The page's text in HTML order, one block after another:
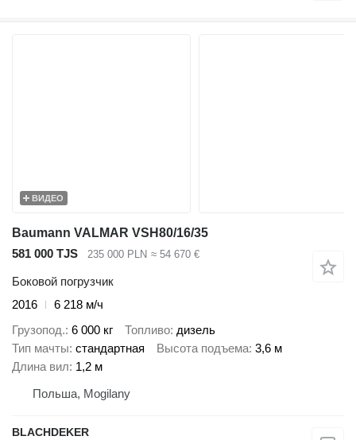
ВИДЕО
Baumann VALMAR VSH80/16/35
581 000 TJS
235 000 PLN ≈ 54 670 €
Боковой погрузчик
2016
6 218 м/ч
Грузопод. 6 000 кг Топливо дизель
Тип мачты стандартная Высота подъема 3,6 м
Длина вил 1,2 м
Польша, Mogilany
BLACHDEKER